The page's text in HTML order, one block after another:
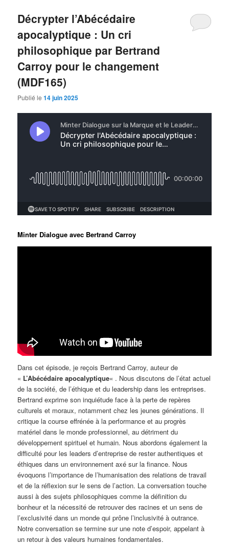
Décrypter l’Abécédaire
apocalyptique : Un cri
philosophique par Bertrand
Carroy pour le changement
(MDF165)
Publié le14 juin 2025
Minter Dialogue avec Bertrand Carroy
Dans cet épisode, je reçois Bertrand Carroy, auteur de
« L’Abécédaire apocalyptique« . Nous discutons de l’état actuel
de la société, de l’éthique et du leadership dans les entreprises.
Bertrand exprime son inquiétude face à la perte de repères
culturels et moraux, notamment chez les jeunes générations. Il
critique la course effrénée à la performance et au progrès
matériel dans le monde professionnel, au détriment du
développement spirituel et humain. Nous abordons également la
difficulté pour les leaders d’entreprise de rester authentiques et
éthiques dans un environnement axé sur la finance. Nous
évoquons l’importance de l’humanisation des relations de travail
et de la réflexion sur le sens de l’action. La conversation touche
aussi à des sujets philosophiques comme la définition du
bonheur et la nécessité de retrouver des racines et un sens de
l’exclusivité dans un monde qui prône l’inclusivité à outrance.
Notre conversation se termine sur une note d’espoir, appelant à
un retour à des valeurs humaines fondamentales.